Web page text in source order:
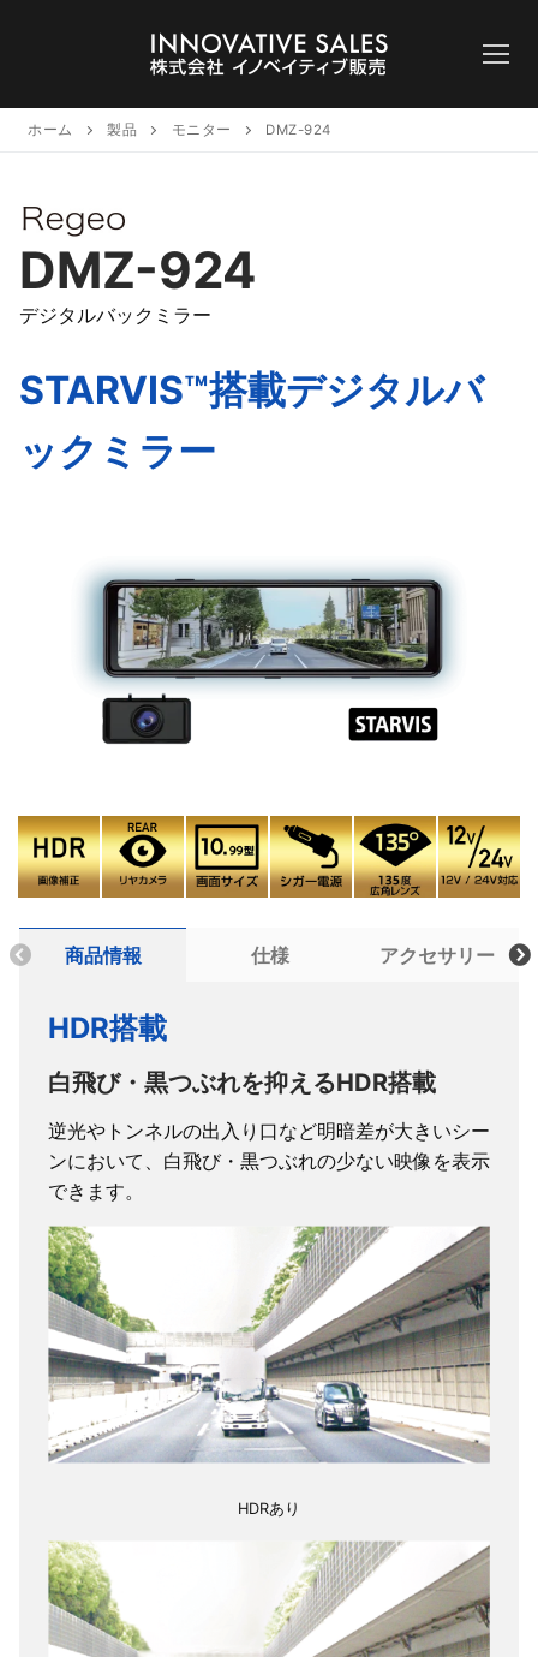
ン
ホーム 製品 モニター DMZ-924
DMZ-924
デジタルバックミラー
STARVIS™搭載デジタルバ
ックミラー
商品情報 仕様 アクセサリー
HDR搭載
白飛び・黒つぶれを抑えるHDR搭載
逆光やトンネルの出入り口など明暗差が大きいシー
ンにおいて、白飛び・黒つぶれの少ない映像を表示
できます。
HDRあり
品番
商品名
デジタルバックミラー
液晶
レンズ
イメージセン
サー
IMX307（SONY STARVIS™）
対角：135°／水平：115°／垂
直：65°
F値
1.8
フレームレー
ト
30fps
1920×462
画像補正技術
HDR
消費電力
最大5.5W（5V/2A）
動作温度
-10°〜60°
外形寸
本体
約255(W)×85(H)×37(D)mm